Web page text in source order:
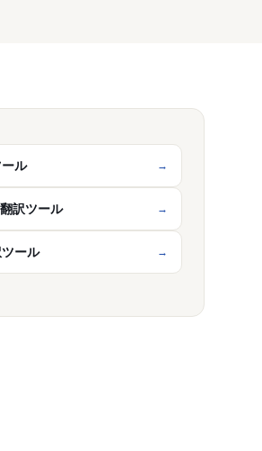
ル →
訳ツール →
ール →